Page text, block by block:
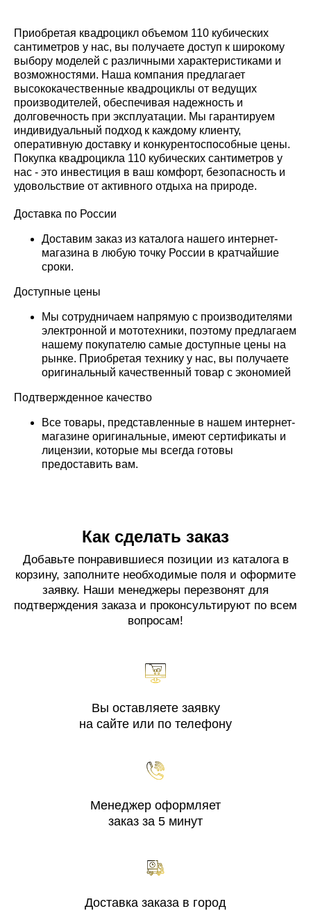
Приобретая квадроцикл объемом 110 кубических
сантиметров у нас, вы получаете доступ к широкому
выбору моделей с различными характеристиками и
возможностями. Наша компания предлагает
высококачественные квадроциклы от ведущих
производителей, обеспечивая надежность и
долговечность при эксплуатации. Мы гарантируем
индивидуальный подход к каждому клиенту,
оперативную доставку и конкурентоспособные цены.
Покупка квадроцикла 110 кубических сантиметров у
нас - это инвестиция в ваш комфорт, безопасность и
удовольствие от активного отдыха на природе.
Доставка по России
Доставим заказ из каталога нашего интернет-
магазина в любую точку России в кратчайшие
сроки.
Доступные цены
Мы сотрудничаем напрямую с производителями
электронной и мототехники, поэтому предлагаем
нашему покупателю самые доступные цены на
рынке. Приобретая технику у нас, вы получаете
оригинальный качественный товар с экономией
Подтвержденное качество
Все товары, представленные в нашем интернет-
магазине оригинальные, имеют сертификаты и
лицензии, которые мы всегда готовы
предоставить вам.
Как сделать заказ
Добавьте понравившиеся позиции из каталога в
корзину, заполните необходимые поля и оформите
заявку. Наши менеджеры перезвонят для
подтверждения заказа и проконсультируют по всем
вопросам!
Вы оставляете заявку
на сайте или по телефону
Менеджер оформляет
заказ за 5 минут
Доставка заказа в город